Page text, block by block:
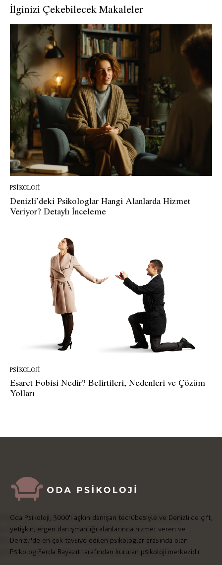
İlginizi Çekebilecek Makaleler
PSIKOLOJI
Denizli’deki Psikologlar Hangi Alanlarda Hizmet
Veriyor? Detaylı İnceleme
PSIKOLOJI
Esaret Fobisi Nedir? Belirtileri, Nedenleri ve Çözüm
Yolları
Oda Psikoloji, 3000'i aşkın danışan tecrübesiyle ve Denizli'de çift,
yetişkin, ergen danışmanlığı alanlarında hizmet veren ve
Denizli'de en çok tavsiye edilen psikologlar arasında olan
Psikolog Ferda Bayazıt tarafından kurulan psikoloji merkezidir.